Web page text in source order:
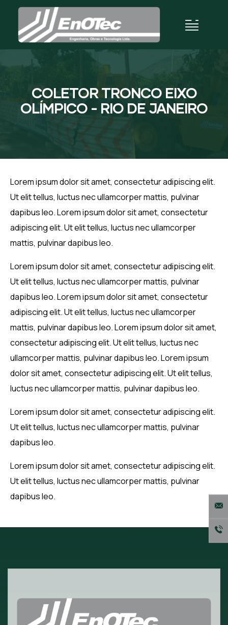
COLETOR TRONCO EIXO
OLÍMPICO - RIO DE JANEIRO
Lorem ipsum dolor sit amet, consectetur adipiscing elit.
Ut elit tellus, luctus nec ullamcorper mattis, pulvinar
dapibus leo. Lorem ipsum dolor sit amet, consectetur
adipiscing elit. Ut elit tellus, luctus nec ullamcorper
mattis, pulvinar dapibus leo.
Lorem ipsum dolor sit amet, consectetur adipiscing elit.
Ut elit tellus, luctus nec ullamcorper mattis, pulvinar
dapibus leo. Lorem ipsum dolor sit amet, consectetur
adipiscing elit. Ut elit tellus, luctus nec ullamcorper
mattis, pulvinar dapibus leo. Lorem ipsum dolor sit amet,
consectetur adipiscing elit. Ut elit tellus, luctus nec
ullamcorper mattis, pulvinar dapibus leo. Lorem ipsum
dolor sit amet, consectetur adipiscing elit. Ut elit tellus,
luctus nec ullamcorper mattis, pulvinar dapibus leo.
Lorem ipsum dolor sit amet, consectetur adipiscing elit.
Ut elit tellus, luctus nec ullamcorper mattis, pulvinar
dapibus leo.
Lorem ipsum dolor sit amet, consectetur adipiscing elit.
Ut elit tellus, luctus nec ullamcorper mattis, pulvinar
dapibus leo.